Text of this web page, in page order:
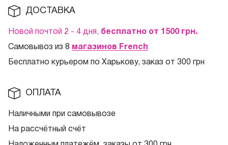
ДОСТАВКА
Новой почтой 2 - 4 дня, бесплатно от 1500 грн.
Самовывоз из 8 магазинов French
Бесплатно курьером по Харькову, заказ от 300 грн
ОПЛАТА
Наличными при самовывозе
На рассчётный счёт